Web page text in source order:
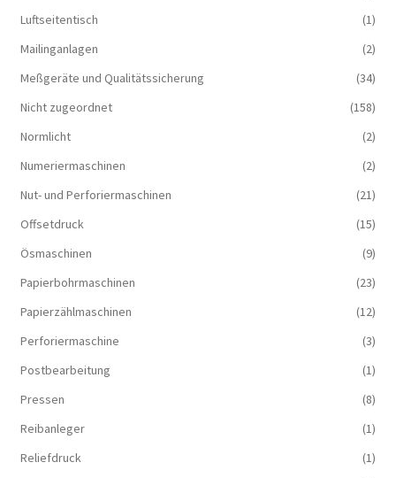
Luftseitentisch
(1)
Mailinganlagen
(2)
Meßgeräte und Qualitätssicherung
(34)
Nicht zugeordnet
(158)
Normlicht
(2)
Numeriermaschinen
(2)
Nut- und Perforiermaschinen
(21)
Offsetdruck
(15)
Ösmaschinen
(9)
Papierbohrmaschinen
(23)
Papierzählmaschinen
(12)
Perforiermaschine
(3)
Postbearbeitung
(1)
Pressen
(8)
Reibanleger
(1)
Reliefdruck
(1)